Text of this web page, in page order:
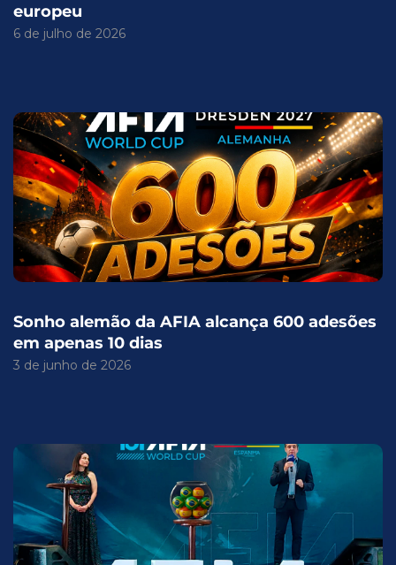
europeu
6 de julho de 2026
Sonho alemão da AFIA alcança 600 adesões
em apenas 10 dias
3 de junho de 2026